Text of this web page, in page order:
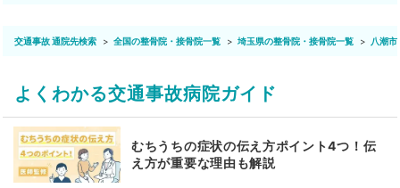
交通事故 通院先検索 全国の整骨院・接骨院一覧 埼玉県の整骨院・接骨院一覧 八潮
よくわかる交通事故病院ガイド
むちうちの症状の伝え方ポイント4つ！伝
え方が重要な理由も解説